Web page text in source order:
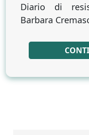
Diario di
Barbara